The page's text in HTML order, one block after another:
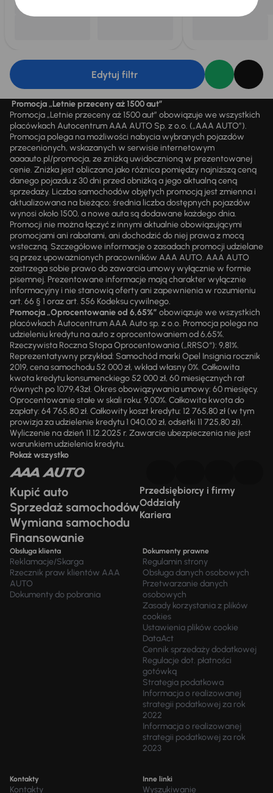
Edytuj filtr
Promocja „Letnie przeceny aż 1500 aut”
Promocja „Letnie przeceny aż 1500 aut” obowiązuje we wszystkich
placówkach Autocentrum AAA AUTO Sp. z o.o. („AAA AUTO”).
Promocja polega na możliwości nabycia wybranych pojazdów
przecenionych, wskazanych w serwisie internetowym
aaaauto.pl/promocja, ze zniżką uwidocznioną w prezentowanej
cenie. Zniżka jest obliczana jako różnica pomiędzy najniższą ceną
danego pojazdu z 30 dni przed obniżką a jego aktualną ceną
sprzedaży. Liczba samochodów objętych promocją jest zmienna i
aktualizowana na bieżąco; średnia liczba dostępnych pojazdów
wynosi około 1500, a nowe auta są dodawane każdego dnia.
Promocji nie można łączyć z innymi aktualnie obowiązującymi
promocjami ani rabatami, ani dochodzić do niej prawa z mocą
wsteczną. Szczegółowe informacje o zasadach promocji udzielane
są przez upoważnionych pracowników AAA AUTO. AAA AUTO
zastrzega sobie prawo do zawarcia umowy wyłącznie w formie
pisemnej. Prezentowane informacje mają charakter wyłącznie
informacyjny i nie stanowią oferty ani zapewnienia w rozumieniu
art. 66 § 1 oraz art. 556 Kodeksu cywilnego.
Promocja „Oprocentowanie od 6,65%” obowiązuje we wszystkich
placówkach Autocentrum AAA Auto sp. z o.o. Promocja polega na
udzieleniu kredytu na auto z oprocentowaniem od 6,65%.
Rzeczywista Roczna Stopa Oprocentowania („RRSO“): 9,81%.
Reprezentatywny przykład: Samochód marki Opel Insignia rocznik
2019, cena samochodu 52 000 zł, wkład własny 0%. Całkowita
kwota kredytu konsumenckiego 52 000 zł, 60 miesięcznych rat
równych po 1079,43zł. Okres obowiązywania umowy: 60 miesięcy.
Oprocentowanie stałe w skali roku: 9,00%. Całkowita kwota do
zapłaty: 64 765,80 zł. Całkowity koszt kredytu: 12 765,80 zł (w tym
prowizja za udzielenie kredytu 1 040,00 zł, odsetki 11 725,80 zł).
Wyliczenie na dzień 11.12.2025 r. Zawarcie ubezpieczenia nie jest
warunkiem udzielenia kredytu.
Pokaż wszystko
Kupić auto
Sprzedaż samochodów
Wymiana samochodu
Finansowanie
Przedsiębiorcy i firmy
Oddziały
Kariera
Obsługa klienta
Reklamacje/Skarga
Rzecznik praw klientów AAA
AUTO
Dokumenty do pobrania
Dokumenty prawne
Regulamin strony
Obsługa danych osobowych
Przetwarzanie danych
osobowych
Zasady korzystania z plików
cookies
Ustawienia plików cookie
DataAct
Cennik sprzedaży dodatkowej
Regulacje dot. płatności
gotówką
Strategia podatkowa
Informacja o realizowanej
strategii podatkowej za rok
2022
Informacja o realizowanej
strategii podatkowej za rok
2023
Kontakty
Kontakty
Inne linki
Wyszukiwanie